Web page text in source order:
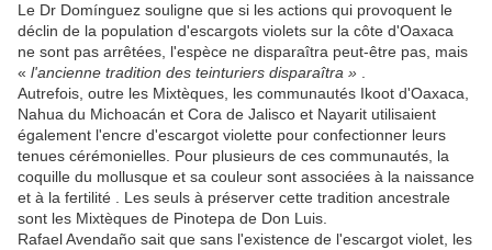
Le Dr Domínguez souligne que si les actions qui provoquent le
déclin de la population d'escargots violets sur la côte d'Oaxaca
ne sont pas arrêtées, l'espèce ne disparaîtra peut-être pas, mais
« l'ancienne tradition des teinturiers disparaîtra »
Autrefois, outre les Mixtèques, les communautés Ikoot d'Oaxaca,
Nahua du Michoacán et Cora de Jalisco et Nayarit utilisaient
également l'encre d'escargot violette pour confectionner leurs
tenues cérémonielles. Pour plusieurs de ces communautés, la
coquille du mollusque et sa couleur sont associées à la naissance
et à la fertilité . Les seuls à préserver cette tradition ancestrale
sont les Mixtèques de Pinotepa de Don Luis.
Rafael Avendaño sait que sans l'existence de l'escargot violet, les